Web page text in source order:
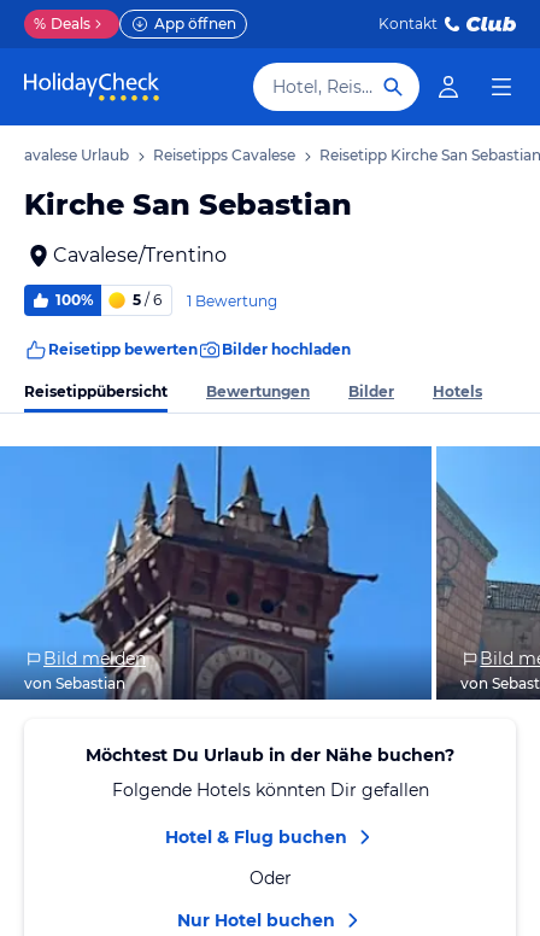
% Deals App öffnen Kontakt
Hotel, Reiseziel
Cavalese Urlaub Reisetipps Cavalese Reisetipp Kirche San Sebastian
Kirche San Sebastian
Cavalese/Trentino
100% 5 / 6 1 Bewertung
Reisetipp bewerten Bilder hochladen
Reisetippübersicht Bewertungen Bilder Hotels
Bild melden
von Sebastian
Bild
von
Möchtest Du Urlaub in der Nähe buchen?
Folgende Hotels könnten Dir gefallen
Hotel & Flug buchen
Oder
Nur Hotel buchen